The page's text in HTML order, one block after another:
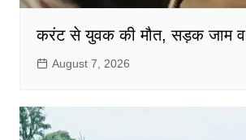
करंट से युवक की मौत, सड़क जाम व
August 7, 2026